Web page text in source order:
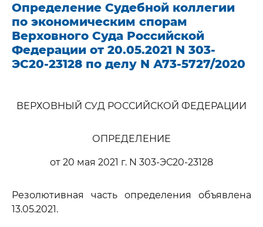
Определение Судебной коллегии
по экономическим спорам
Верховного Суда Российской
Федерации от 20.05.2021 N 303-
ЭС20-23128 по делу N А73-5727/2020
ВЕРХОВНЫЙ СУД РОССИЙСКОЙ ФЕДЕРАЦИИ
ОПРЕДЕЛЕНИЕ
от 20 мая 2021 г. N 303-ЭС20-23128
Резолютивная часть определения объявлена
13.05.2021.